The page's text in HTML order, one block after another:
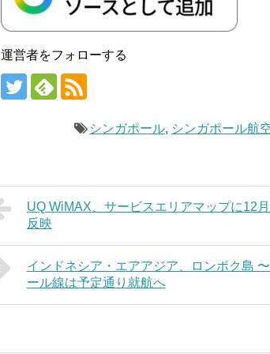
運営者をフォローする
シンガポール, シンガポール航
UQ WiMAX、サービスエリアマップに12
反映
インドネシア・エアアジア、ロンボク島
ール線は予定通り就航へ